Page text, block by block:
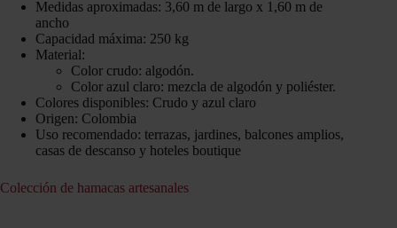
Medidas aproximadas: 3,60 m de largo x 1,60 m de
ancho
Capacidad máxima: 250 kg
Material:
Color crudo: algodón.
Color azul claro: mezcla de algodón y poliéster.
Colores disponibles: Crudo y azul claro
Origen: Colombia
Uso recomendado: terrazas, jardines, balcones amplios,
casas de descanso y hoteles boutique
Colección de hamacas artesanales